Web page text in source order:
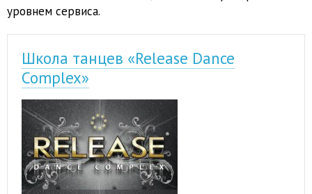
уровнем сервиса.
Школа танцев «Release Dance
Complex»